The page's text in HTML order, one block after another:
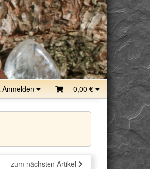
Anmelden 0,00 €
zum nächsten Artikel